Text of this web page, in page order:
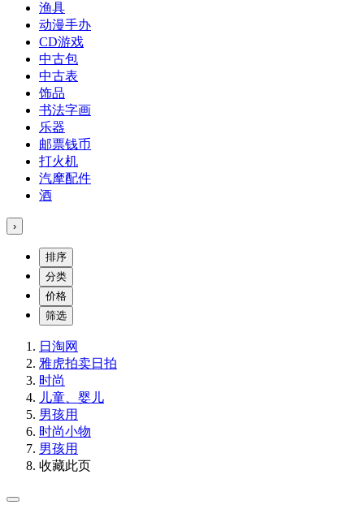
渔具
动漫手办
CD游戏
中古包
中古表
饰品
书法字画
乐器
邮票钱币
打火机
汽摩配件
酒
›
排序
分类
价格
筛选
日淘网
雅虎拍卖日拍
时尚
儿童、婴儿
男孩用
时尚小物
男孩用
收藏此页